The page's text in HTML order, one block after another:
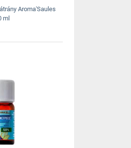
Aroma'Saules
ml